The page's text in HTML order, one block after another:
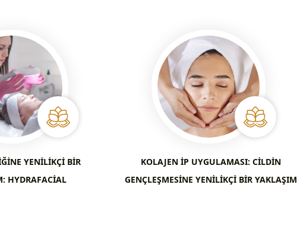
YENILIKÇI BIR
HYDRAFACIAL
KOLAJEN İP UYGULAMASI: CILDIN
GENÇLEŞMESINE YENILIKÇI BIR YAKLAŞIM